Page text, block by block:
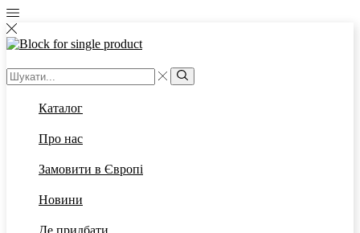
Каталог
Про нас
Замовити в Європі
Новини